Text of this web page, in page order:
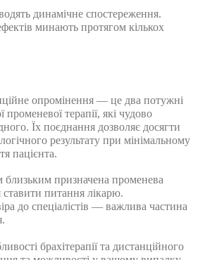
динамічне спостереження.
минають протягом кількох
опромінення — це два потужні
променевої терапії, які чудово
Їх поєднання дозволяє досягти
результату при мінімальному
пацієнта.
призначена променева
ставити питання лікарю.
до спеціалістів — важлива частина
брахітерапії та дистанційного